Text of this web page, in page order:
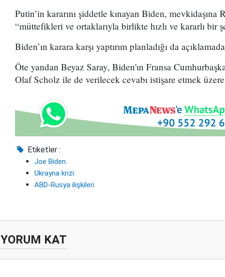
Putin’in kararını şiddetle kınayan Biden, mevkidaşına
“müttefikleri ve ortaklarıyla birlikte hızlı ve kararlı bir
Biden’ın karara karşı yaptırım planladığı da
Öte yandan Beyaz Saray, Biden'ın Fransa
Olaf Scholz ile de verilecek cevabı istişare etmek
Etiketler :
Joe Biden
Ukrayna krizi
ABD-Rusya ilişkileri
YORUM KAT